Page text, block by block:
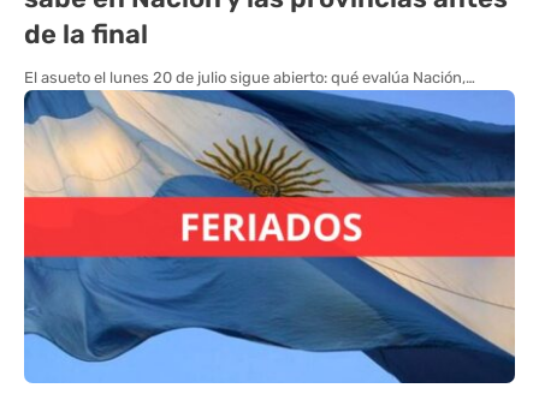
de la final
El asueto el lunes 20 de julio sigue abierto: qué evalúa Nación,…